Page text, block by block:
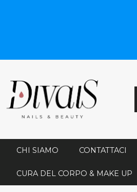
CHI SIAMO CONTATTACI
CURA DEL CORPO & MAKE UP